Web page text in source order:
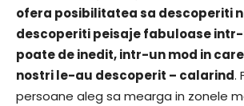
ofera posibilitatea sa descoperiti
descoperiti peisaje fabuloase
poate de inedit, intr-un mod in
nostri le-au descoperit – calarind.
persoane aleg sa mearga in zonele